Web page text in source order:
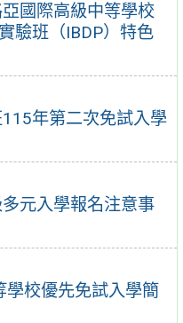
國際高級中等學校
驗班（IBDP）特色
年第二次免試入學
元入學報名注意事
學校優先免試入學簡